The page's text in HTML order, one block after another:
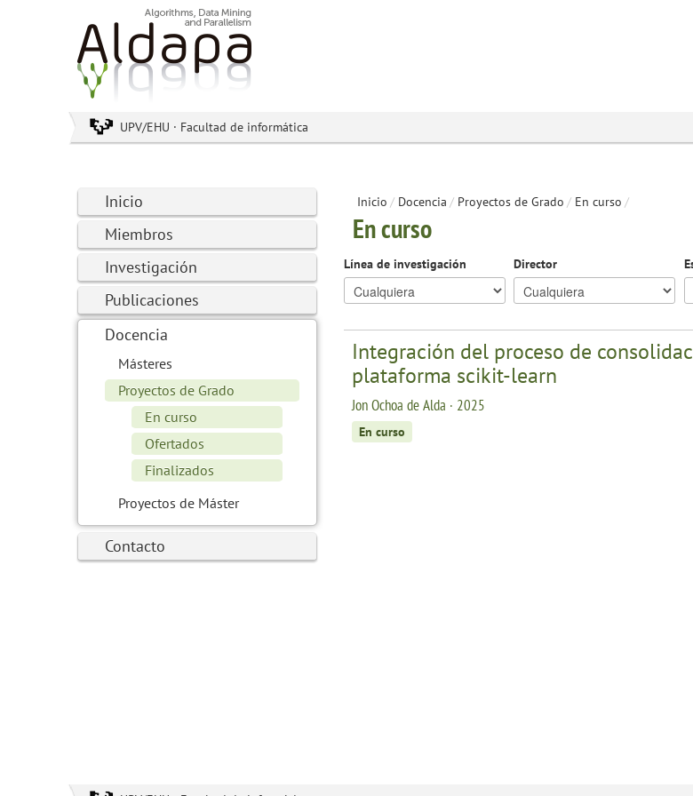
UPV/EHU · Facultad de informática
Inicio
Miembros
Investigación
Publicaciones
Docencia
Másteres
Proyectos de Grado
En curso
Ofertados
Finalizados
Proyectos de Máster
Contacto
Inicio / Docencia / Proyectos de Grado / En curso /
En curso
Línea de investigación Director
Integración del proceso de
plataforma scikit-learn
Jon Ochoa de Alda · 2025
En curso